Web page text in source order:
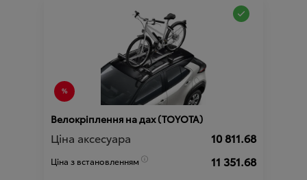
Велокріплення на дах (TOYOTA)
Ціна аксесуара 10 811.68
Ціна з встановленням 11 351.68